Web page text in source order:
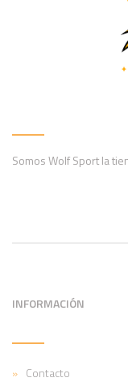
Somos Wolf Sport la
INFORMACIÓN
Contacto